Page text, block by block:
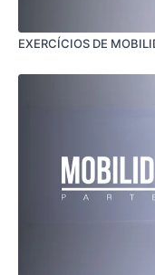
EXERCÍCIOS DE